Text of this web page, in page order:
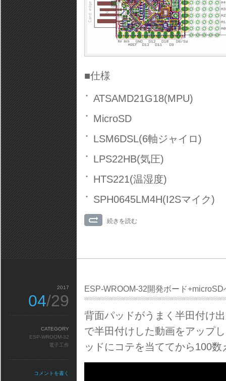
■仕様
ATSAMD21G18(MPU)
MicroSD
LSM6DSL(6軸ジャイロ)
LPS22HB(気圧)
HTS221(温湿度)
SPH0645LM4H(I2Sマイク)
続きを読む
ESP-WROOM-32開発ボード
背面パッドがうまく半田付け
で半田付けした動画をアップ
ッドにコテを当ててから100
2017
04/29
CATEGORY
ESP-WROOM-32
電子工作
コメントを書く